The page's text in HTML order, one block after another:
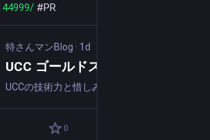
#PR
特さんマンBlog · 1d
0